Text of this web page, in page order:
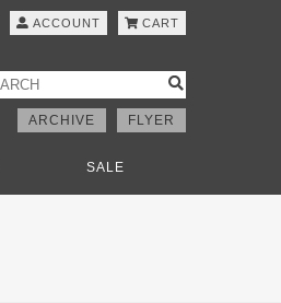
ACCOUNT CART
ARCHIVE FLYER
SALE